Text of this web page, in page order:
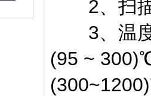
2、扫描
3、温度
(95 ~